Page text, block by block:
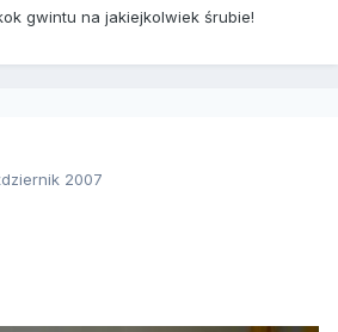
gwintu na jakiejkolwiek śrubie!
2007